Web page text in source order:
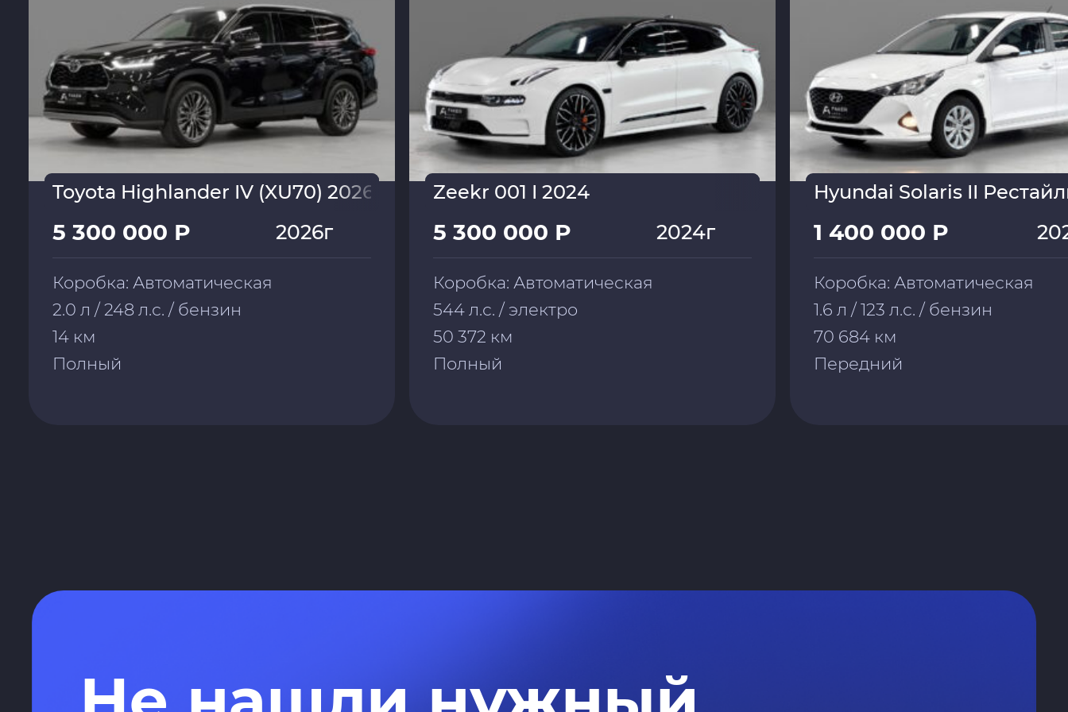
Toyota Highlander IV (XU70) 2026
5 300 000 Р 2026г
Коробка: Автоматическая
2.0 л / 248 л.с. / бензин
14 км
Полный
Zeekr 001 I 2024
5 300 000 Р 2024г
Коробка: Автоматическая
544 л.с. / электро
50 372 км
Полный
Hyundai Solaris II
1 400 000 Р
Коробка: Автоматическая
1.6 л / 123 л.с. / бензин
70 684 км
Передний